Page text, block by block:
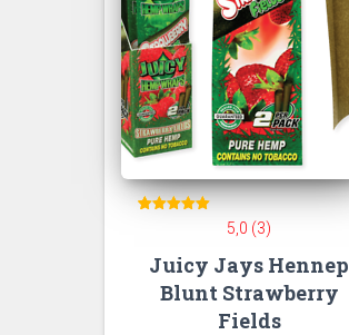
gebaseerd
opklant
waarderingen
5,0 (3)
Juicy Jays Hennep
Blunt Strawberry
Fields